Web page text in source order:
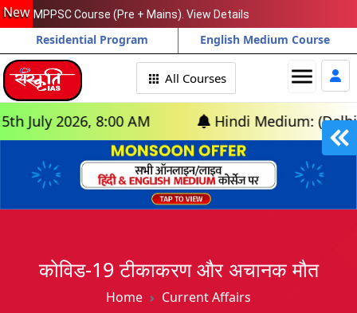
New MPPSC Course (Pre + Mains). View Details
Residential Program English Medium Course
menu
All Courses
2026, 8:00 AM Hindi Medium: (Delhi) -
कोविड-19 टीकाकरण और अचानक मौत
Home Current Affairs